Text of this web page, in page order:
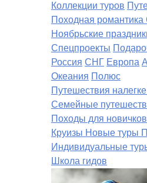
Коллекции туров
Походная романтика
Ноябрьские
Спецпроекты
Россия СНГ Европа
Океания Полюс
Путешествия налегке
Семейные
Походы для новичков
Круизы Новые туры
Индивидуальные
Школа гидов